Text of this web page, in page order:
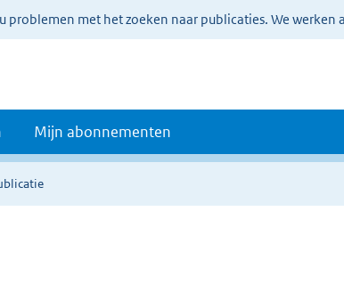
problemen met het zoeken naar publicaties. We werken
Mijn abonnementen